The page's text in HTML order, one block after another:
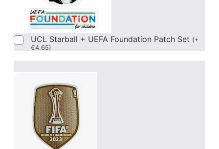
UCL Starball + UEFA Foundation Patch Set (+
€4.65)